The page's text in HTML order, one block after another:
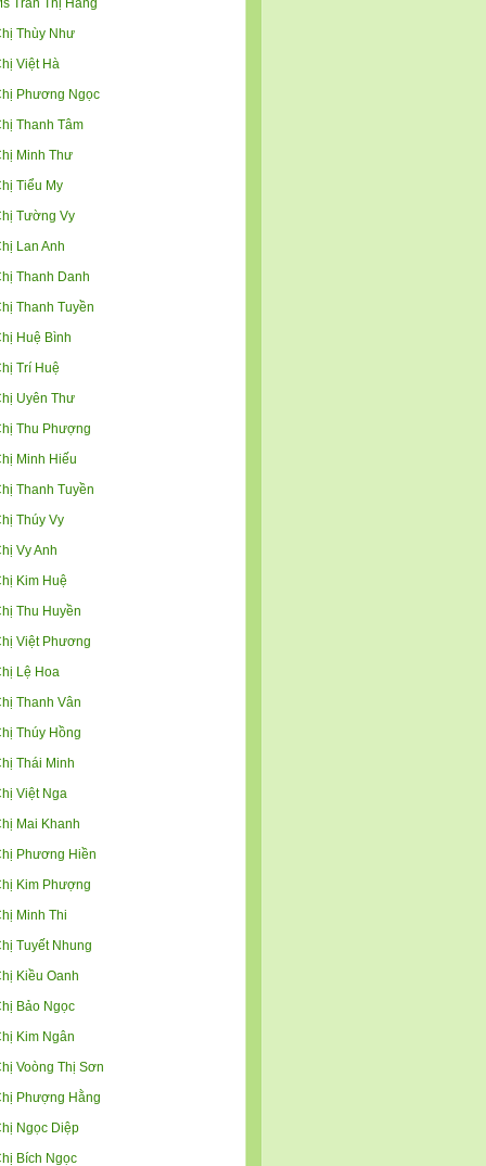
Trần Thị Hằng
Thùy Như
Việt Hà
Phương Ngọc
Thanh Tâm
Minh Thư
Tiểu My
Tường Vy
Lan Anh
Thanh Danh
Thanh Tuyền
Huệ Bình
Trí Huệ
Uyên Thư
Thu Phượng
Minh Hiếu
Thanh Tuyền
Thúy Vy
Vy Anh
Kim Huệ
Thu Huyền
Việt Phương
Lệ Hoa
Thanh Vân
Thúy Hồng
Thái Minh
Việt Nga
Mai Khanh
Phương Hiền
Kim Phượng
Minh Thi
Tuyết Nhung
Kiều Oanh
Bảo Ngọc
Kim Ngân
Voòng Thị Sơn
Phượng Hằng
Ngọc Diệp
Bích Ngọc